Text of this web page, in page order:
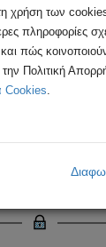
του
χρήση των
πληροφορίες
πώς
Πολιτική
Cookies.